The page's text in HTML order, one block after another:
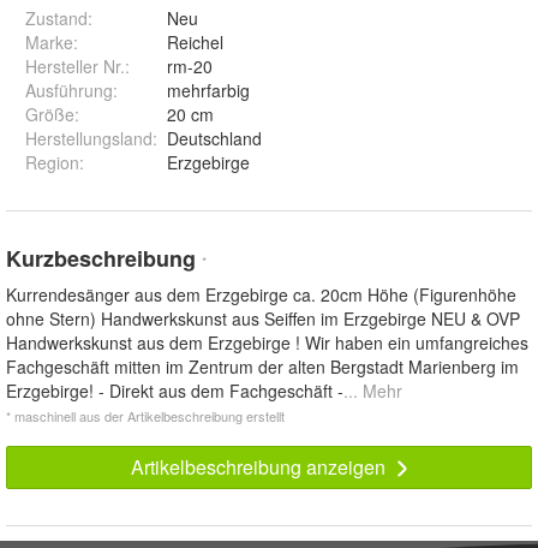
Zustand:
Neu
Marke:
Reichel
Hersteller Nr.:
rm-20
Ausführung:
mehrfarbig
Größe:
20 cm
Herstellungsland: Deutschland
Region: Erzgebirge
Kurzbeschreibung *
Kurrendesänger aus dem Erzgebirge ca. 20cm Höhe (Figurenhöhe
ohne Stern) Handwerkskunst aus Seiffen im Erzgebirge NEU & OVP
Handwerkskunst aus dem Erzgebirge ! Wir haben ein umfangreiches
Fachgeschäft mitten im Zentrum der alten Bergstadt Marienberg im
Erzgebirge! - Direkt aus dem Fachgeschäft -... Mehr
* maschinell aus der Artikelbeschreibung erstellt
Artikelbeschreibung anzeigen